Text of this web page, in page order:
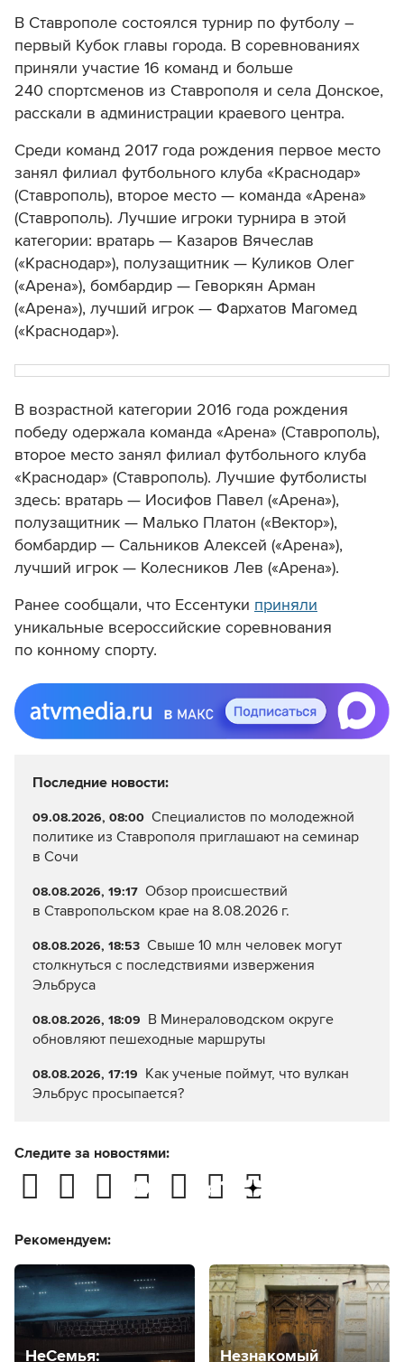
В Ставрополе состоялся турнир по футболу –
первый Кубок главы города. В соревнованиях
приняли участие 16 команд и больше
240 спортсменов из Ставрополя и села Донское,
расскали в администрации краевого центра.
Среди команд 2017 года рождения первое место
занял филиал футбольного клуба «Краснодар»
(Ставрополь), второе место — команда «Арена»
(Ставрополь). Лучшие игроки турнира в этой
категории: вратарь — Казаров Вячеслав
(«Краснодар»), полузащитник — Куликов Олег
(«Арена»), бомбардир — Геворкян Арман
(«Арена»), лучший игрок — Фархатов Магомед
(«Краснодар»).
В возрастной категории 2016 года рождения
победу одержала команда «Арена» (Ставрополь),
второе место занял филиал футбольного клуба
«Краснодар» (Ставрополь). Лучшие футболисты
здесь: вратарь — Иосифов Павел («Арена»),
полузащитник — Малько Платон («Вектор»),
бомбардир — Сальников Алексей («Арена»),
лучший игрок — Колесников Лев («Арена»).
Ранее сообщали, что Ессентуки приняли
уникальные всероссийские соревнования
по конному спорту.
Последние новости:
09.08.2026, 08:00 Специалистов по молодежной
политике из Ставрополя приглашают на семинар
в Сочи
08.08.2026, 19:17 Обзор происшествий
в Ставропольском крае на 8.08.2026 г.
08.08.2026, 18:53 Свыше 10 млн человек могут
столкнуться с последствиями извержения
Эльбруса
08.08.2026, 18:09 В Минераловодском округе
обновляют пешеходные маршруты
08.08.2026, 17:19 Как ученые поймут, что вулкан
Эльбрус просыпается?
Следите за новостями:
Рекомендуем:
НеСемья: Незнакомый